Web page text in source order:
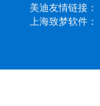
美迪友情链接：
上海致梦软件：